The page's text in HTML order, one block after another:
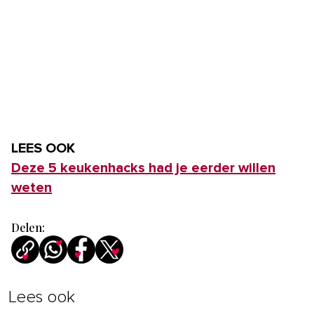
LEES OOK
Deze 5 keukenhacks had je eerder willen
weten
Delen:
Lees ook